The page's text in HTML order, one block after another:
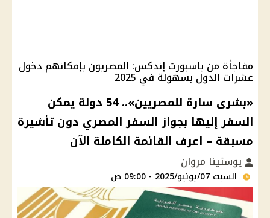
مفاجأة من باسبورت إندكس: المصريون بإمكانهم دخول
عشرات الدول بسهولة في 2025
«بشرى سارة للمصريين».. 54 دولة يمكن
السفر إليها بجواز السفر المصري دون تأشيرة
مسبقة – اعرف القائمة الكاملة الآن
يوستينا مروان
السبت 07/يونيو/2025 - 09:00 ص